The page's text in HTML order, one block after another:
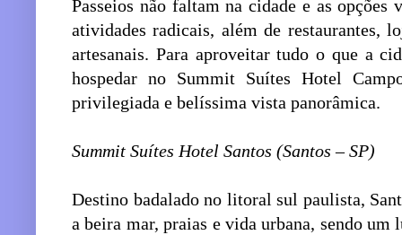
Passeios não faltam na cidade e as opções
atividades radicais, além de restaurantes,
artesanais. Para aproveitar tudo o que a
hospedar no Summit Suítes Hotel
privilegiada e belíssima vista panorâmica.
Summit Suítes Hotel Santos (Santos – SP)
Destino badalado no litoral sul paulista,
a beira mar, praias e vida urbana, sendo um